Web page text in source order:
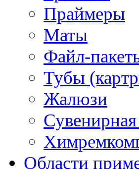
Праймеры
Маты
Файл-
Тубы
Жалюзи
Области